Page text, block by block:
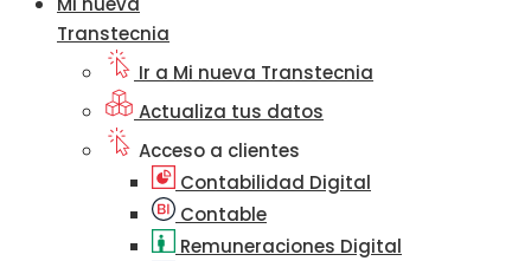
Transtecnia
Ir a Mi nueva Transtecnia
Actualiza tus datos
Acceso a clientes
Contabilidad Digital
Contable
Remuneraciones Digital